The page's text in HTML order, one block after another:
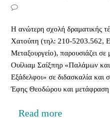
Η ανώτερη σχολή δραματικής
Χατούπη (τηλ: 210-5203.562,
Μεταξουργείο), παρουσιάζει
Ουίλιαμ Σαίξπηρ «Παλάμων και
Εξάδελφοι» σε διδασκαλία και
Έφης Θεοδώρου και
Read more